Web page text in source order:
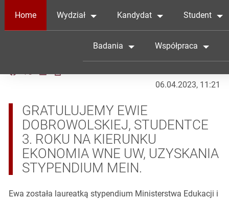
Home Wydział Kandydat Student
Badania Współpraca
06.04.2023, 11:21
GRATULUJEMY EWIE
DOBROWOLSKIEJ, STUDENTCE
3. ROKU NA KIERUNKU
EKONOMIA WNE UW, UZYSKANIA
STYPENDIUM MEIN.
Ewa została laureatką stypendium Ministerstwa Edukacji i